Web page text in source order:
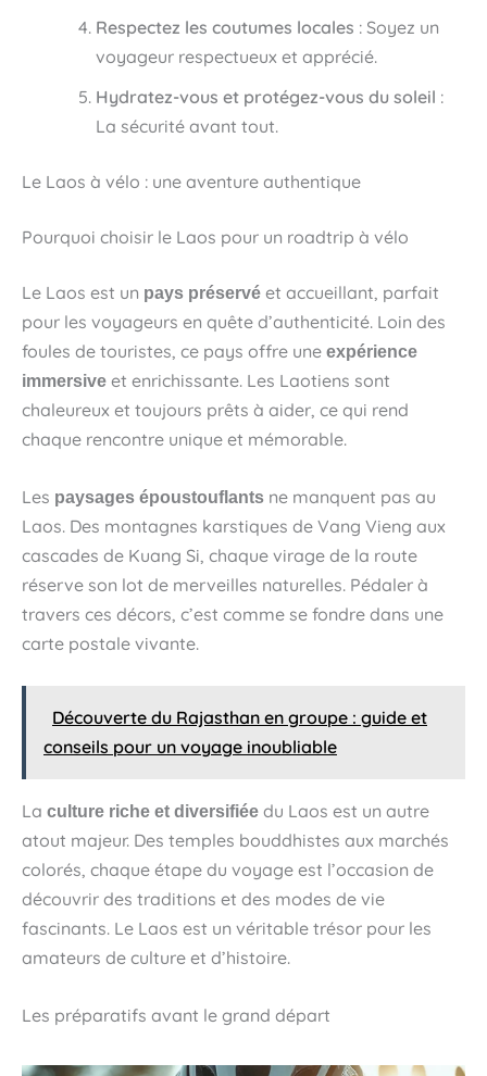
Respectez les coutumes locales : Soyez un
voyageur respectueux et apprécié.
Hydratez-vous et protégez-vous du soleil :
La sécurité avant tout.
Le Laos à vélo : une aventure authentique
Pourquoi choisir le Laos pour un roadtrip à vélo
Le Laos est un pays préservé et accueillant, parfait
pour les voyageurs en quête d’authenticité. Loin des
foules de touristes, ce pays offre une expérience
immersive et enrichissante. Les Laotiens sont
chaleureux et toujours prêts à aider, ce qui rend
chaque rencontre unique et mémorable.
Les paysages époustouflants ne manquent pas au
Laos. Des montagnes karstiques de Vang Vieng aux
cascades de Kuang Si, chaque virage de la route
réserve son lot de merveilles naturelles. Pédaler à
travers ces décors, c’est comme se fondre dans une
carte postale vivante.
Découverte du Rajasthan en groupe : guide et
conseils pour un voyage inoubliable
La culture riche et diversifiée du Laos est un autre
atout majeur. Des temples bouddhistes aux marchés
colorés, chaque étape du voyage est l’occasion de
découvrir des traditions et des modes de vie
fascinants. Le Laos est un véritable trésor pour les
amateurs de culture et d’histoire.
Les préparatifs avant le grand départ